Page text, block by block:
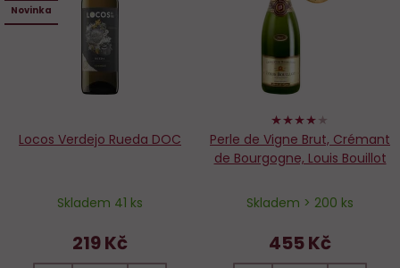
Novinka
Locos Verdejo Rueda DOC
Skladem 41 ks
219 Kč
80%
Perle de Vigne Brut, Crémant
de Bourgogne, Louis Bouillot
Skladem > 200 ks
455 Kč